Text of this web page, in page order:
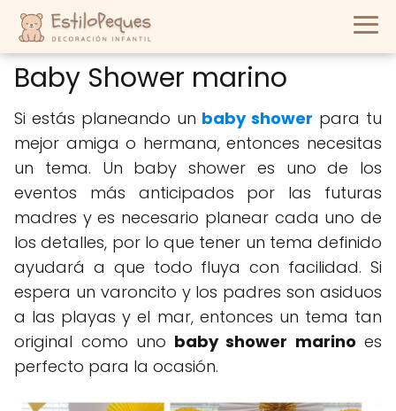
Baby Shower marino
Si estás planeando un baby shower para tu
mejor amiga o hermana, entonces necesitas
un tema. Un baby shower es uno de los
eventos más anticipados por las futuras
madres y es necesario planear cada uno de
los detalles, por lo que tener un tema definido
ayudará a que todo fluya con facilidad. Si
espera un varoncito y los padres son asiduos
a las playas y el mar, entonces un tema tan
original como uno baby shower marino es
perfecto para la ocasión.